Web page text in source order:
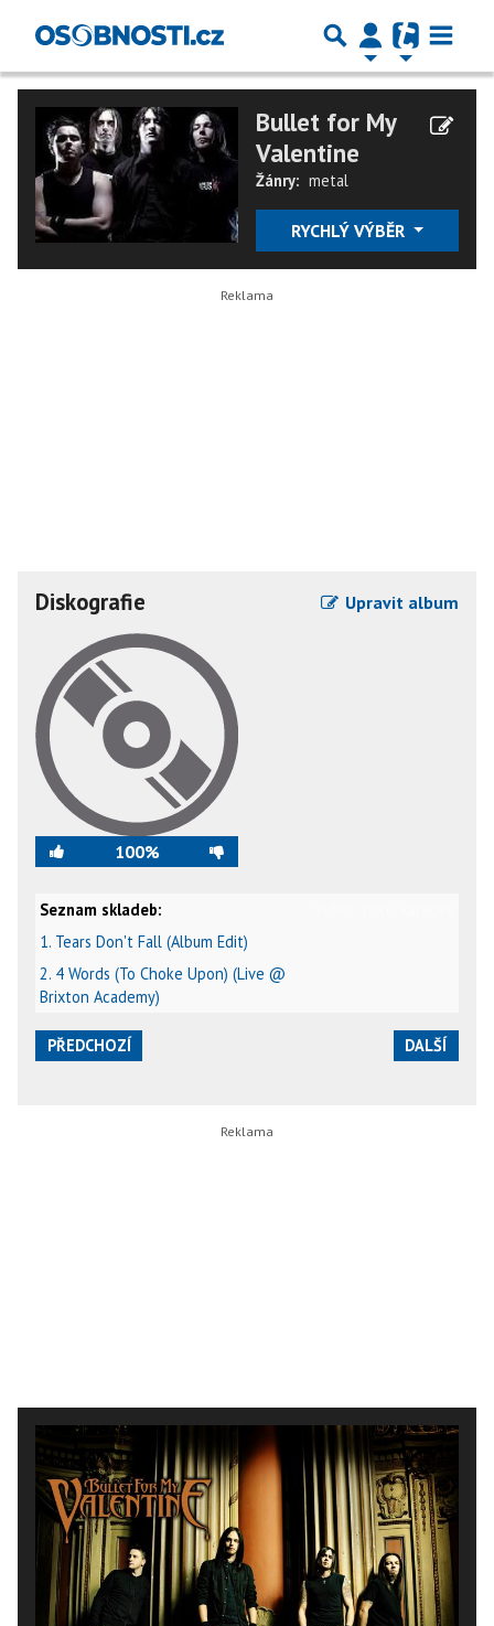
Bullet for My
Valentine
Žánry: metal
RYCHLÝ VÝBĚR
Diskografie Upravit album
100%
Seznam skladeb:
1. Tears Don't Fall (Album Edit)
2. 4 Words (To Choke Upon) (Live @
Brixton Academy)
PŘEDCHOZÍ DALŠÍ